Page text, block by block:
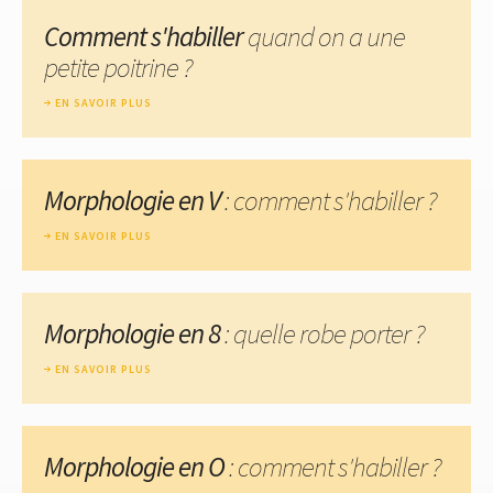
Comment s'habillerquand on a une
petite poitrine ?
EN SAVOIR PLUS
Morphologie en V: comment s'habiller ?
EN SAVOIR PLUS
Morphologie en 8: quelle robe porter ?
EN SAVOIR PLUS
Morphologie en O: comment s'habiller ?